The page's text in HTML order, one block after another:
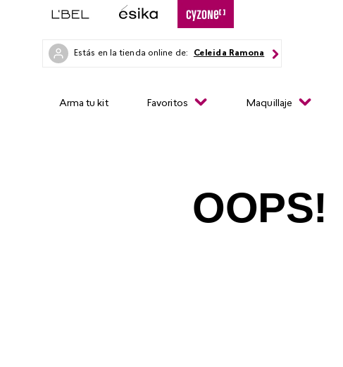
Estás en la tienda online de: Celeida Ramona
Arma tu kit Favoritos Maquillaje
OOPS!